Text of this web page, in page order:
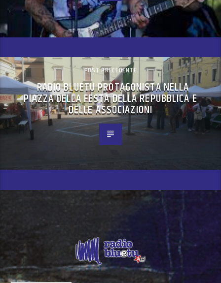
POST PRECEDENTE
RADIO BLUETU PROTAGONISTA NELLA
PIAZZA DELLA FESTA DELLA REPUBBLICA E
DELLE ASSOCIAZIONI